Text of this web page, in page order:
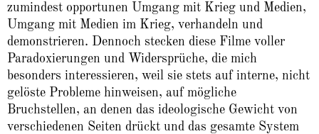
zumindest opportunen Umgang mit Krieg und Medien,
Umgang mit Medien im Krieg, verhandeln und
demonstrieren. Dennoch stecken diese Filme voller
Paradoxierungen und Widersprüche, die mich
besonders interessieren, weil sie stets auf interne, nicht
gelöste Probleme hinweisen, auf mögliche
Bruchstellen, an denen das ideologische Gewicht von
verschiedenen Seiten drückt und das gesamte System